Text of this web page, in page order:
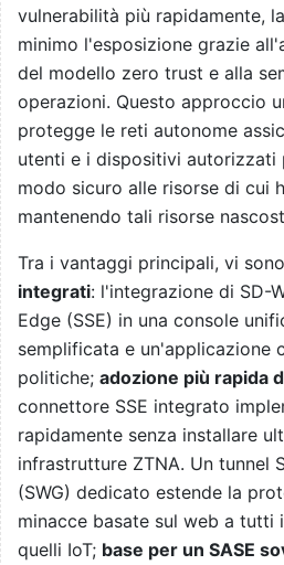
vulnerabilità più rapidamente,
minimo l'esposizione grazie
del modello zero trust e alla
operazioni. Questo approccio
protegge le reti autonome
utenti e i dispositivi autorizzati
modo sicuro alle risorse di cui
mantenendo tali risorse
Tra i vantaggi principali, vi sono
integrati: l'integrazione di SD-
Edge (SSE) in una console
semplificata e un'applicazione
politiche; adozione più rapida
connettore SSE integrato
rapidamente senza installare
infrastrutture ZTNA. Un tunnel
(SWG) dedicato estende la
minacce basate sul web a tutti
quelli IoT; base per un SASE